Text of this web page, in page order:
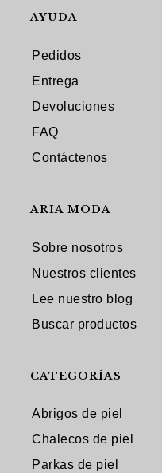
AYUDA
Pedidos
Entrega
Devoluciones
FAQ
Contáctenos
ARIA MODA
Sobre nosotros
Nuestros clientes
Lee nuestro blog
Buscar productos
CATEGORÍAS
Abrigos de piel
Chalecos de piel
Parkas de piel